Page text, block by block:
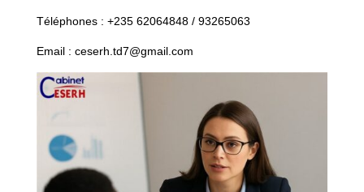
Téléphones : +235 62064848 / 93265063
Email : ceserh.td7@gmail.com